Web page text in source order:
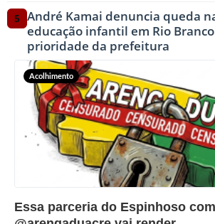
5 André Kamai denuncia queda
educação infantil em Rio
prioridade da prefeitura
Acolhimento
?>
Essa parceria do Espinhoso